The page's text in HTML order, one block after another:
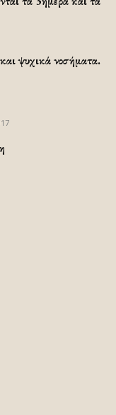
ψυχικά νοσήματα.